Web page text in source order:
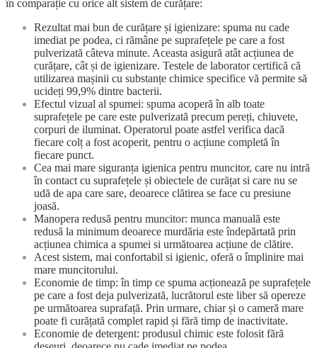
în comparație cu orice alt sistem de curățare:
Rezultat mai bun de curățare și igienizare: spuma nu cade
imediat pe podea, ci rămâne pe suprafețele pe care a fost
pulverizată câteva minute. Aceasta asigură atât acțiunea de
curățare, cât și de igienizare. Testele de laborator certifică că
utilizarea mașinii cu substanțe chimice specifice vă permite să
ucideți 99,9% dintre bacterii.
Efectul vizual al spumei: spuma acoperă în alb toate
suprafețele pe care este pulverizată precum pereți, chiuvete,
corpuri de iluminat. Operatorul poate astfel verifica dacă
fiecare colț a fost acoperit, pentru o acțiune completă în
fiecare punct.
Cea mai mare siguranța igienica pentru muncitor, care nu intră
în contact cu suprafețele și obiectele de curățat si care nu se
udă de apa care sare, deoarece clătirea se face cu presiune
joasă.
Manopera redusă pentru muncitor: munca manuală este
redusă la minimum deoarece murdăria este îndepărtată prin
acțiunea chimica a spumei si următoarea acțiune de clătire.
Acest sistem, mai confortabil si igienic, oferă o împlinire mai
mare muncitorului.
Economie de timp: în timp ce spuma acționează pe suprafețele
pe care a fost deja pulverizată, lucrătorul este liber să opereze
pe următoarea suprafață. Prin urmare, chiar și o cameră mare
poate fi curățată complet rapid și fără timp de inactivitate.
Economie de detergent: produsul chimic este folosit fără